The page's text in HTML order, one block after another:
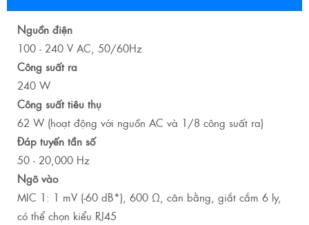
Nguồn điện
100 - 240 V AC, 50/60Hz
Công suất ra
240 W
Công suất tiêu thụ
62 W (hoạt động với nguồn AC và 1/8 công suất ra)
Đáp tuyến tần số
50 - 20,000 Hz
Ngõ vào
MIC 1: 1 mV (-60 dB*), 600 Ω, cân bằng, giắt cắm 6 ly,
có thể chọn kiểu RJ45